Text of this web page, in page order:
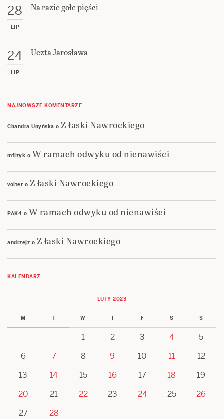
28
LIP
Na razie gołe pięści
24
LIP
Uczta Jarosława
NAJNOWSZE KOMENTARZE
Chandra Unyńska o Z łaski Nawrockiego
mfizyk o W ramach odwyku od nienawiści
volter o Z łaski Nawrockiego
PAK4 o W ramach odwyku od nienawiści
andrzejz o Z łaski Nawrockiego
KALENDARZ
LUTY 2023
M T W T F S S
1 2 3 4
5
6
7 8 9 10 11
12
13
14 15 16 17 18
19
20
21 22 23 24 25
26
27
28